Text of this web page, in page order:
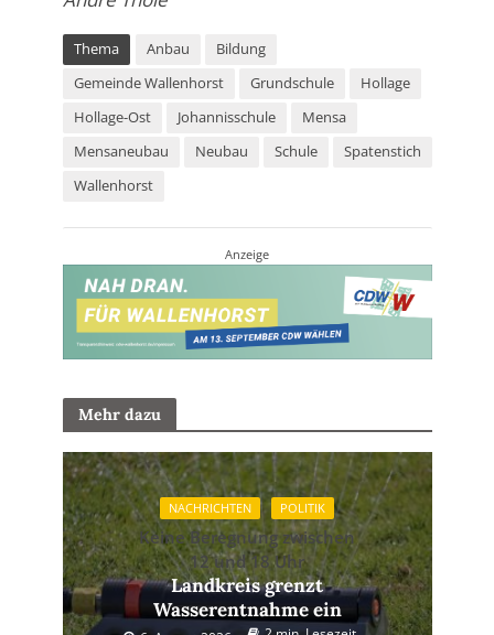
Thema Anbau
Bildung
Gemeinde Wallenhorst
Grundschule
Hollage
Hollage-Ost
Johannisschule
Mensa
Mensaneubau
Neubau Schule
Spatenstich
Wallenhorst
Anzeige
Mehr dazu
NACHRICHTEN POLITIK
Keine Beregnung zwischen
12 und 18 Uhr
Landkreis grenzt
Wasserentnahme ein